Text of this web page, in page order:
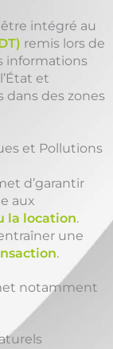
intégré au
remis lors de
informations
et
dans des zones
et Pollutions
d’garantir
aux
la location.
une
.
notamment